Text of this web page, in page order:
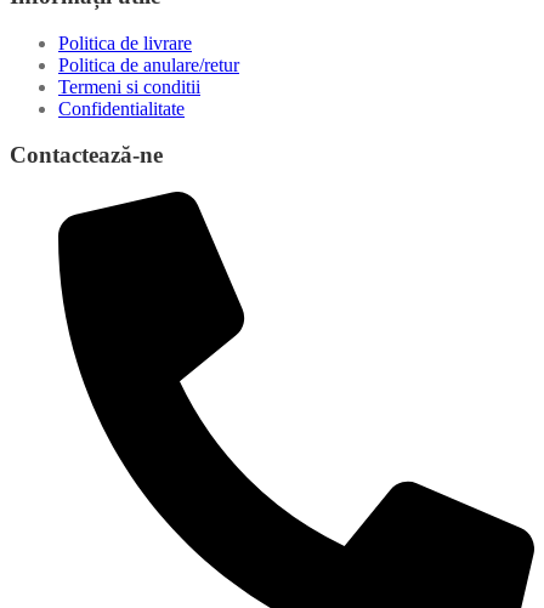
Politica de livrare
Politica de anulare/retur
Termeni si conditii
Confidentialitate
Contactează-ne